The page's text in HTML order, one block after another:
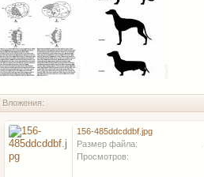
Вложения:
156-485ddcddbf.jpg
Размер файла:
Просмотров: